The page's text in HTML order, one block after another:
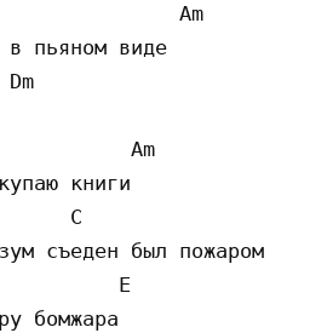
Am
пьяном виде
Dm
Am
книги
C
съеден был пожаром
E
бомжара